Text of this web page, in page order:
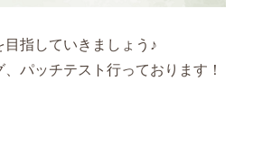
指していきましょう♪
パッチテスト行っております！